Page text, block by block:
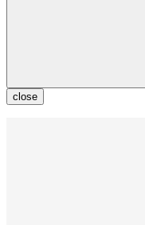
close